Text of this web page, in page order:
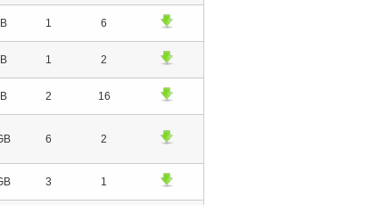
1 6
1 2
2 16
6 2
3 1